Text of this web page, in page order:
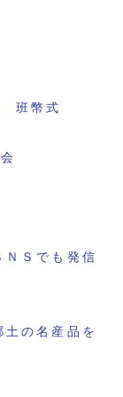
班幣式
Ｓでも発信
の名産品を